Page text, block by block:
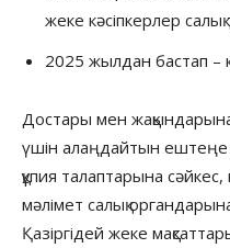
жеке кәсіпкерлер
2025 жылдан бастап –
Достары мен
үшін алаңдайтын ештеңе
құпия талаптарына
мәлімет салық
Қазіргідей жеке